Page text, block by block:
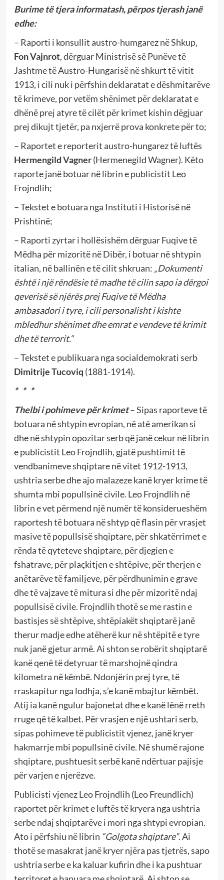
Burime të tjera informatash, përpos tjerash janë
edhe:
– Raporti i konsullit austro-humgarez në Shkup,
Fon Vajnrot, dërguar Ministrisë së Punëve të
Jashtme të Austro-Hungarisë në shkurt të vitit
1913, i cili nuk i përfshin deklaratat e dëshmitarëve
të krimeve, por vetëm shënimet për deklaratat e
dhënë prej atyre të cilët për krimet kishin dëgjuar
prej dikujt tjetër, pa nxjerrë prova konkrete për to;
– Raportet e reporterit austro-hungarez të luftës
Hermengild Vagner(Hermenegild Wagner). Këto
raporte janë botuar në librin e publicistit Leo
Frojndlih;
– Tekstet e botuara nga Instituti i Historisë në
Prishtinë;
– Raporti zyrtar i hollësishëm dërguar Fuqive të
Mëdha për mizoritë në Dibër, i botuar në shtypin
italian, në ballinën e të cilit shkruan: „Dokumenti
është i një rëndësie të madhe të cilin sapo ia dërgoi
qeverisë së njërës prej Fuqive të Mëdha
ambasadori i tyre, i cili personalisht i kishte
mbledhur shënimet dhe emrat e vendeve të krimit
dhe të terrorit.“
– Tekstet e publikuara nga socialdemokrati serb
Dimitrije Tucoviq (1881-1914).
* * *
Thelbi i pohimeve për krimet– Sipas raporteve të
botuara në shtypin evropian, në atë amerikan si
dhe në shtypin opozitar serb që janë cekur në librin
e publicistit Leo Frojndlih, gjatë pushtimit të
vendbanimeve shqiptare në vitet 1912-1913,
ushtria serbe dhe ajo malazeze kanë kryer krime të
shumta mbi popullsinë civile. Leo Frojndlih në
librin e vet përmend një numër të konsiderueshëm
raportesh të botuara në shtyp që flasin për vrasjet
masive të popullsisë shqiptare, për shkatërrimet e
rënda të qyteteve shqiptare, për djegien e
fshatrave, për plaçkitjen e shtëpive, për therjen e
anëtarëve të familjeve, për përdhunimin e grave
dhe të vajzave të mitura si dhe për mizoritë ndaj
popullsisë civile. Frojndlih thotë se me rastin e
bastisjes së shtëpive, shtëpiakët shqiptarë janë
therur madje edhe atëherë kur në shtëpitë e tyre
nuk janë gjetur armë. Ai shton se robërit shqiptarë
kanë qenë të detyruar të marshojnë qindra
kilometra në këmbë. Ndonjërin prej tyre, të
rraskapitur nga lodhja, s’e kanë mbajtur këmbët.
Atij ia kanë ngulur bajonetat dhe e kanë lënë rreth
rruge që të kalbet. Për vrasjen e një ushtari serb,
sipas pohimeve të publicistit vjenez, janë kryer
hakmarrje mbi popullsinë civile. Në shumë rajone
shqiptare, pushtuesit serbë kanë ndërtuar pajisje
për varjen e njerëzve.
Publicisti vjenez Leo Frojndlih (Leo Freundlich)
raportet për krimet e luftës të kryera nga ushtria
serbe ndaj shqiptarëve i mori nga shtypi evropian.
Ato i përfshiu në librin “Golgota shqiptare”. Ai
thotë se masakrat janë kryer njëra pas tjetrës, sapo
ushtria serbe e ka kaluar kufirin dhe i ka pushtuar